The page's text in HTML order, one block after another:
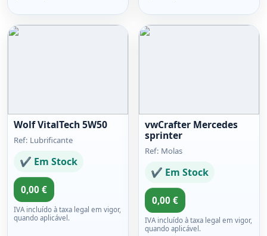
Wolf VitalTech 5W50
Ref: Lubrificante
✔ Em Stock
0,00 €
IVA incluído à taxa legal em vigor,
quando aplicável.
vwCrafter Mercedes
sprinter
Ref: Molas
✔ Em Stock
0,00 €
IVA incluído à taxa legal em vigor,
quando aplicável.